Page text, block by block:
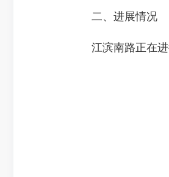
二、进展情况
江滨南路正在进